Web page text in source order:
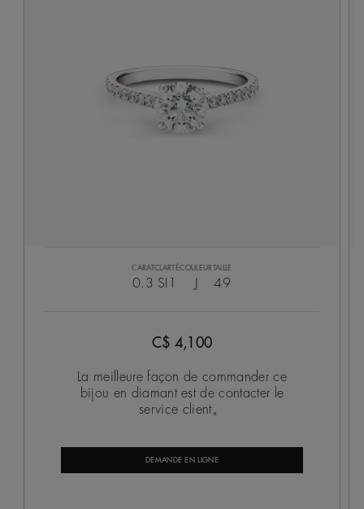
CARAT
0.3
CLARTÉ
SI1
COULEUR TAILLE
49
C$ 4,100
La meilleure façon de commander ce
bijou en diamant est de contacter le
service client。
DEMANDE EN LIGNE